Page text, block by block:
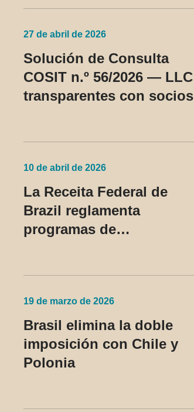
27 de abril de 2026
Solución de Consulta
COSIT n.º 56/2026 — LLC
transparentes con socios
privilegiado
10 de abril de 2026
La Receita Federal de
Brazil reglamenta
programas de
contumaz
19 de marzo de 2026
Brasil elimina la doble
imposición con Chile y
Polonia